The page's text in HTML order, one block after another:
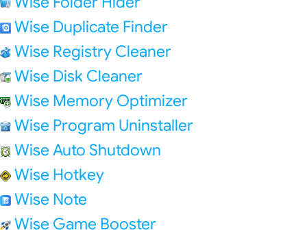
Wise Duplicate Finder
Wise Registry Cleaner
Wise Disk Cleaner
Wise Memory Optimizer
Wise Program Uninstaller
Wise Auto Shutdown
Wise Hotkey
Wise Note
Wise Game Booster